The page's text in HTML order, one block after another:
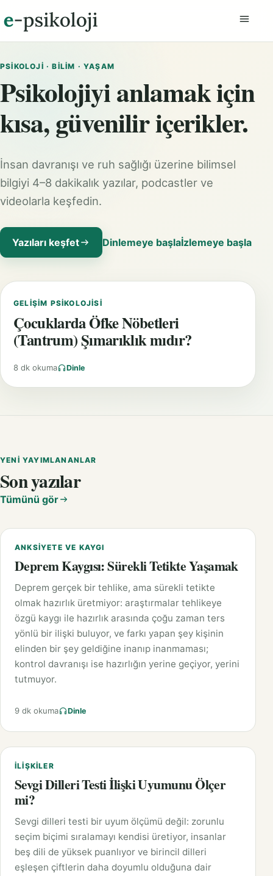
PSIKOLOJI · BILIM · YAŞAM
Psikolojiyi anlamak için
kısa, güvenilir içerikler.
İnsan davranışı ve ruh sağlığı üzerine bilimsel
bilgiyi 4–8 dakikalık yazılar, podcastler ve
videolarla keşfedin.
Yazıları keşfet Dinlemeye başlaİzlemeye başla
GELIŞIM PSIKOLOJISI
Çocuklarda Öfke Nöbetleri
(Tantrum) Şımarıklık mıdır?
8 dk okuma Dinle
YENI YAYIMLANANLAR
Son yazılar
Tümünü gör
ANKSIYETE VE KAYGI
Deprem Kaygısı: Sürekli Tetikte Yaşamak
Deprem gerçek bir tehlike, ama sürekli tetikte
olmak hazırlık üretmiyor: araştırmalar tehlikeye
özgü kaygı ile hazırlık arasında çoğu zaman ters
yönlü bir ilişki buluyor, ve farkı yapan şey kişinin
elinden bir şey geldiğine inanıp inanmaması;
kontrol davranışı ise hazırlığın yerine geçiyor, yerini
tutmuyor.
9 dk okuma Dinle
İLIŞKILER
Sevgi Dilleri Testi İlişki Uyumunu Ölçer
mi?
Sevgi dilleri testi bir uyum ölçümü değil: zorunlu
seçim biçimi sıralamayı kendisi üretiyor, insanlar
beş dili de yüksek puanlıyor ve birincil dilleri
eşleşen çiftlerin daha doyumlu olduğuna dair